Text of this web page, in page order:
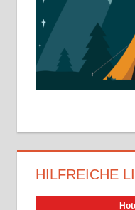
Sehenswürdigkeiten
Tipps
HILFREICHE